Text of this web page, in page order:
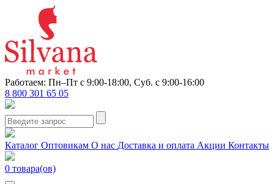
Работаем: Пн–Пт с 9:00-18:00, Суб. с 9:00-16:00
8 800 301 65 05
Каталог Оптовикам О нас Доставка и оплата Акции Контакты
0 товара(ов)